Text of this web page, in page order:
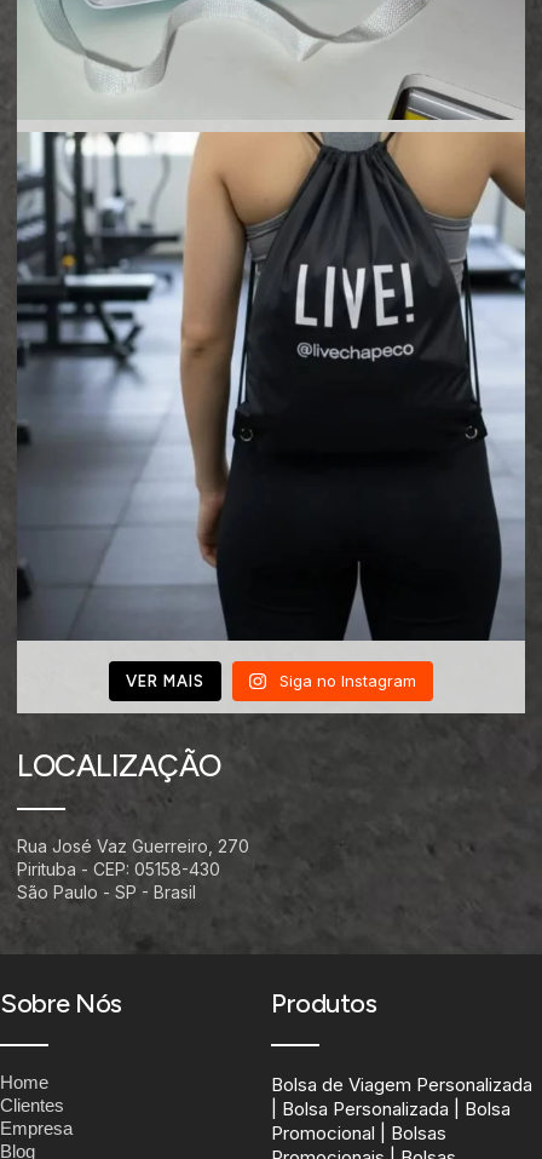
VER MAIS Siga no Instagram
LOCALIZAÇÃO
Rua José Vaz Guerreiro, 270
Pirituba - CEP: 05158-430
São Paulo - SP - Brasil
Sobre Nós
Home
Clientes
Empresa
Blog
Produtos
Bolsa de Viagem Personalizada
| Bolsa Personalizada | Bolsa
Promocional | Bolsas